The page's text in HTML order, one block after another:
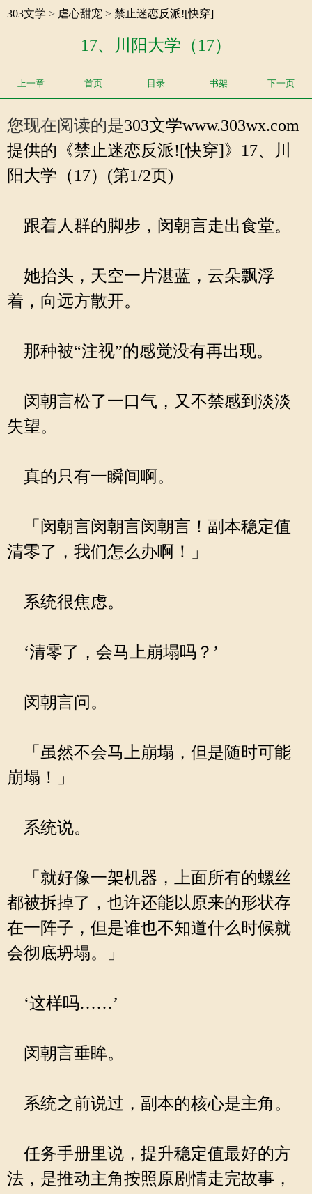
303文学 > 虐心甜宠 > 禁止迷恋反派![快穿]
17、川阳大学（17）
上一章 首页 目录 书架 下一页
您现在阅读的是303文学www.303wx.com
提供的《禁止迷恋反派![快穿]》17、川
阳大学（17）(第1/2页)
跟着人群的脚步，闵朝言走出食堂。
她抬头，天空一片湛蓝，云朵飘浮
着，向远方散开。
那种被“注视”的感觉没有再出现。
闵朝言松了一口气，又不禁感到淡淡
失望。
真的只有一瞬间啊。
「闵朝言闵朝言闵朝言！副本稳定值
清零了，我们怎么办啊！」
系统很焦虑。
‘清零了，会马上崩塌吗？’
闵朝言问。
「虽然不会马上崩塌，但是随时可能
崩塌！」
系统说。
「就好像一架机器，上面所有的螺丝
都被拆掉了，也许还能以原来的形状存
在一阵子，但是谁也不知道什么时候就
会彻底坍塌。」
‘这样吗……’
闵朝言垂眸。
系统之前说过，副本的核心是主角。
任务手册里说，提升稳定值最好的方
法，是推动主角按照原剧情走完故事，